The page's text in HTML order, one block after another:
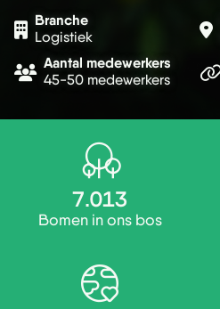
Branche
Logistiek
Aantal medewerkers
45-50 medewerkers
7.013
Bomen in ons bos